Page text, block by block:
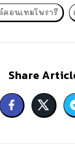
อนเทมโพรารี
Share